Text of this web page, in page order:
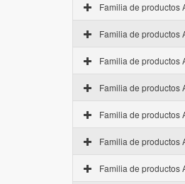
Familia de productos
Familia de productos
Familia de productos
Familia de productos
Familia de productos
Familia de productos
Familia de productos